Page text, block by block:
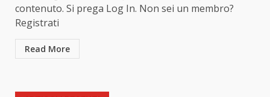
contenuto. Si prega Log In. Non sei un membro?
Registrati
Read More